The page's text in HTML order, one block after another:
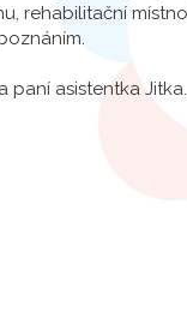
rehabilitační
paní asistentka Jitka.